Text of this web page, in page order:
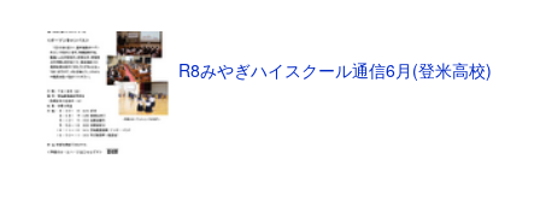
R8みやぎハイスクール通信6月(登米高校)